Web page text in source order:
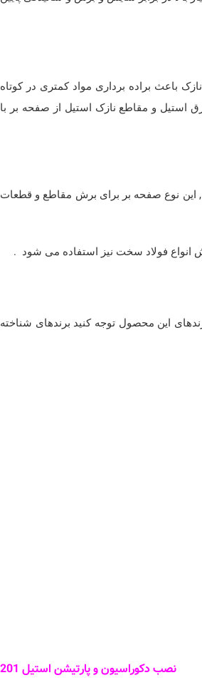
میلی متری است , صفحات برش نازک باعث براده برداری مواد کمتری در کوتاه
استیل و مقاطع نازک استیل از صفحه بر با
دارد , این نوع صفحه بر برای برش مقاطع و قطعات
این محصول توجه کنید برندهای شناخته
نصب دکوراسیون و پارتیشن استیل 201